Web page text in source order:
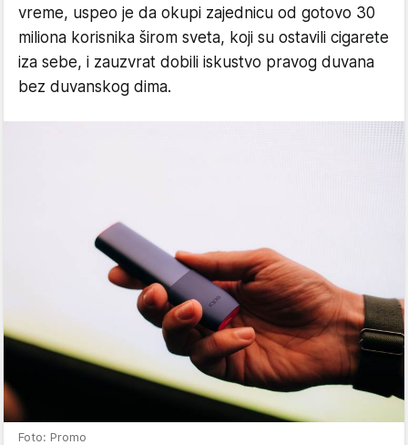
vreme, uspeo je da okupi zajednicu od gotovo 30
miliona korisnika širom sveta, koji su ostavili cigarete
iza sebe, i zauzvrat dobili iskustvo pravog duvana
bez duvanskog dima.
Foto: Promo